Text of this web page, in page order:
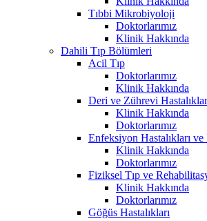
Tıbbi Mikrobiyoloji
Doktorlarımız
Klinik Hakkında
Dahili Tıp Bölümleri
Acil Tıp
Doktorlarımız
Klinik Hakkında
Deri ve Zührevi
Klinik Hakkında
Doktorlarımız
Enfeksiyon Hastalıkları
Klinik Hakkında
Doktorlarımız
Fiziksel Tıp ve
Klinik Hakkında
Doktorlarımız
Göğüs Hastalıkları